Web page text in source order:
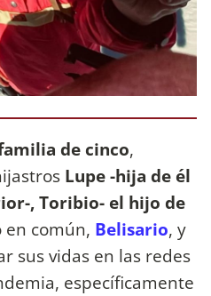
de cinco,
Lupe -hija de él
, Toribio- el hijo de
común, Belisario, y
sus vidas en las redes
específicamente